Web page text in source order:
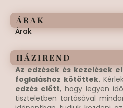
ÁRAK
Árak
HÁZIREND
Az edzések és kezelések
foglaláshoz kötöttek.
edzés előtt, hogy legyen
tiszteletben tartásával